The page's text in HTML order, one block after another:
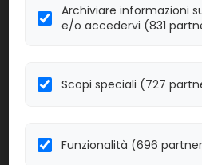
per acquistare.
A24298 HbsAb QC
Archiviare informazioni
e/o accedervi (831
Scopi speciali (727
Funzionalità (696